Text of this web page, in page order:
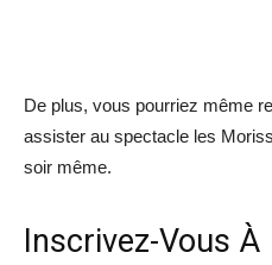
De plus, vous pourriez même
assister au spectacle les
soir même.
Inscrivez-Vous À